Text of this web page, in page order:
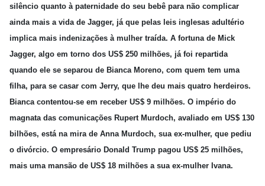
silêncio quanto à paternidade do seu bebê para não complicar
ainda mais a vida de Jagger, já que pelas leis inglesas adultério
implica mais indenizações à mulher traída. A fortuna de Mick
Jagger, algo em torno dos US$ 250 milhões, já foi repartida
quando ele se separou de Bianca Moreno, com quem tem uma
filha, para se casar com Jerry, que lhe deu mais quatro herdeiros.
Bianca contentou-se em receber US$ 9 milhões. O império do
magnata das comunicações Rupert Murdoch, avaliado em US$ 130
bilhões, está na mira de Anna Murdoch, sua ex-mulher, que pediu
o divórcio. O empresário Donald Trump pagou US$ 25 milhões,
mais uma mansão de US$ 18 milhões a sua ex-mulher Ivana.